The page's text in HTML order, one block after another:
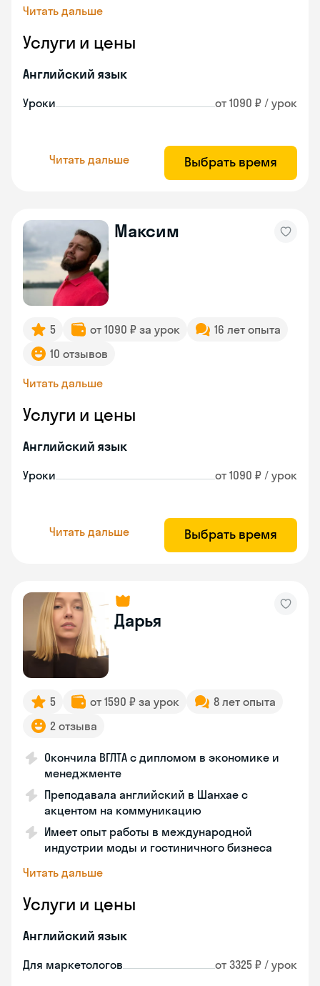
Читать дальше
Услуги и цены
Английский язык
Уроки от 1090 ₽ / урок
Читать дальше Выбрать время
Максим
5 от 1090 ₽ за урок
16 лет опыта
10 отзывов
Читать дальше
Услуги и цены
Английский язык
Уроки от 1090 ₽ / урок
Читать дальше Выбрать время
Дарья
5 от 1590 ₽ за урок
8 лет опыта
2 отзыва
Окончила ВГЛТА с дипломом в экономике и
менеджменте
Преподавала английский в Шанхае с
акцентом на коммуникацию
Имеет опыт работы в международной
индустрии моды и гостиничного бизнеса
Читать дальше
Услуги и цены
Английский язык
Для маркетологов от 3325 ₽ / урок